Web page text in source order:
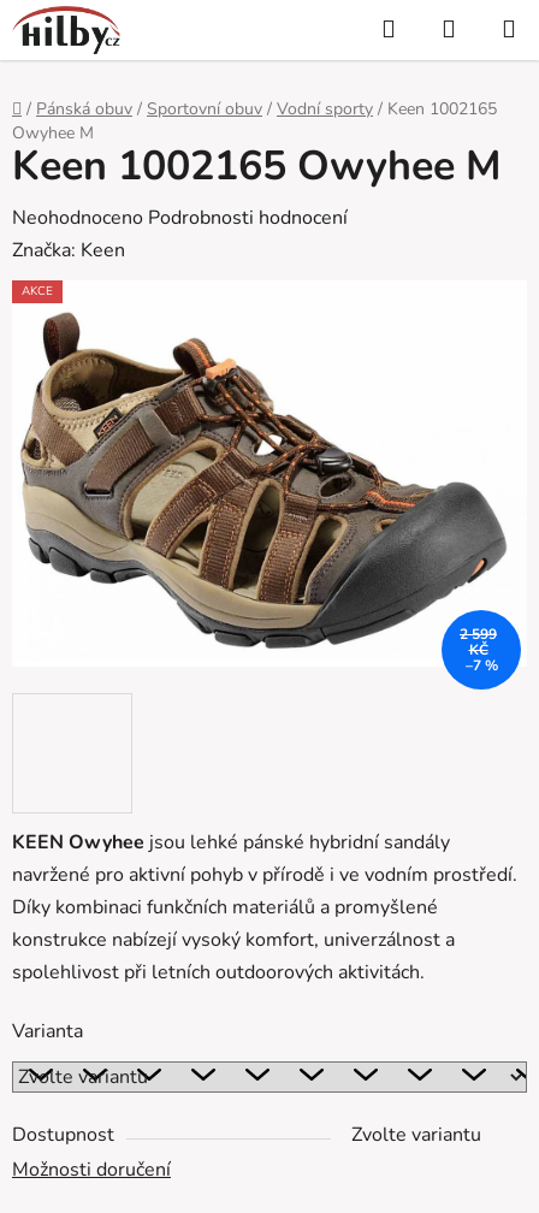
Přejít
na
obsah
Hledat
KOŠÍK
Domů
/ Pánská obuv / Sportovní obuv / Vodní sporty / Keen 1002165
Owyhee M
KEEN Owyhee jsou lehké pánské hybridní sandály
navržené pro aktivní pohyb v přírodě i ve vodním prostředí.
Díky kombinaci funkčních materiálů a promyšlené
konstrukce nabízejí vysoký komfort, univerzálnost a
spolehlivost při letních outdoorových aktivitách.
Varianta
Dostupnost
Zvolte variantu
Možnosti doručení
Keen 1002165 Owyhee M
Průměrné
hodnocení
produktu
hvězdiček.
Neohodnoceno Podrobnosti hodnocení
Značka: Keen
AKCE
2 599
KČ
–7 %